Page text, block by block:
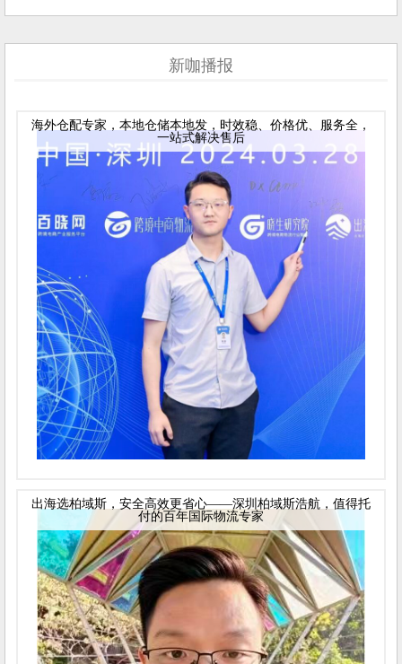
新咖播报
海外仓配专家，本地仓储本地发，时效稳、价格优、服务全，
一站式解决售后
出海选柏域斯，安全高效更省心——深圳柏域斯浩航，值得托
付的百年国际物流专家